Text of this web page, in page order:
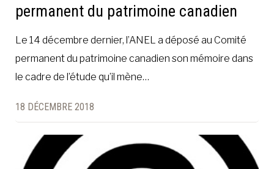
permanent du patrimoine canadien
Le 14 décembre dernier, l’ANEL a déposé au Comité
permanent du patrimoine canadien son mémoire dans
le cadre de l’étude qu’il mène…
18 DÉCEMBRE 2018